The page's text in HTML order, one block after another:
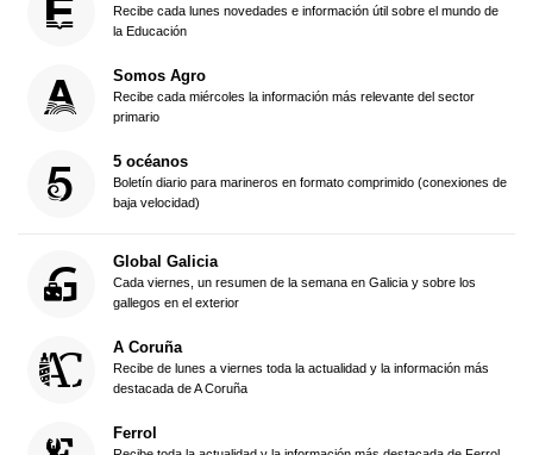
Recibe cada lunes novedades e información útil sobre el mundo de
la Educación
Somos Agro
Recibe cada miércoles la información más relevante del sector
primario
5 océanos
Boletín diario para marineros en formato comprimido (conexiones de
baja velocidad)
Global Galicia
Cada viernes, un resumen de la semana en Galicia y sobre los
gallegos en el exterior
A Coruña
Recibe de lunes a viernes toda la actualidad y la información más
destacada de A Coruña
Ferrol